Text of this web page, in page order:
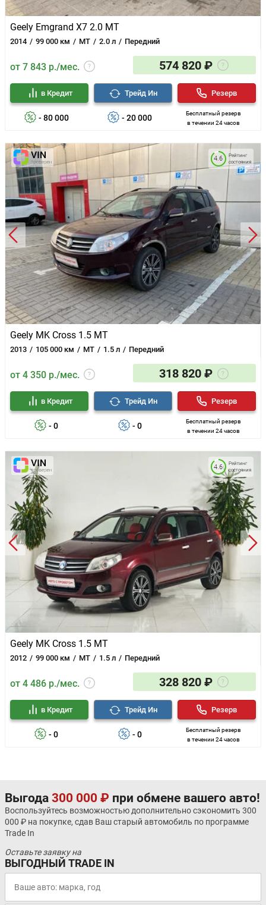
Geely Emgrand X7 2.0 MT
2014 99 000 км MT 2.0 л Передний
от 7 843 р./мес. 574 820 ₽
- 80 000
в Кредит
- 20 000
Трейд Ин
Бесплатный резерв
в течении 24 часов
Резерв
Geely MK Cross 1.5 MT
2013 105 000 км MT 1.5 л Передний
Рейтинг
состояния
4.6
от 4 350 р./мес. 318 820 ₽
- 0
в Кредит
- 0
Трейд Ин
Бесплатный резерв
в течении 24 часов
Резерв
Geely MK Cross 1.5 MT
2012 99 000 км MT 1.5 л Передний
Рейтинг
состояния
4.6
от 4 486 р./мес. 328 820 ₽
- 0
в Кредит
- 0
Трейд Ин
Бесплатный резерв
в течении 24 часов
Резерв
Выгода 300 000 ₽ при обмене вашего авто!
Воспользуйтесь возможностью дополнительно сэкономить 300
000 ₽ на покупке, сдав Ваш старый автомобиль по программе
Trade In
Оставьте заявку на
ВЫГОДНЫЙ TRADE IN